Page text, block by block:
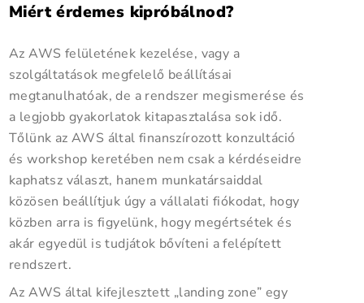
Miért érdemes kipróbálnod?
Az AWS felületének kezelése, vagy a
szolgáltatások megfelelő beállításai
megtanulhatóak, de a rendszer megismerése és
a legjobb gyakorlatok kitapasztalása sok idő.
Tőlünk az AWS által finanszírozott konzultáció
és workshop keretében nem csak a kérdéseidre
kaphatsz választ, hanem munkatársaiddal
közösen beállítjuk úgy a vállalati fiókodat, hogy
közben arra is figyelünk, hogy megértsétek és
akár egyedül is tudjátok bővíteni a felépített
rendszert.
Az AWS által kifejlesztett „landing zone” egy